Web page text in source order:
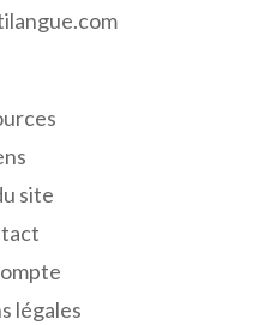
site
légales